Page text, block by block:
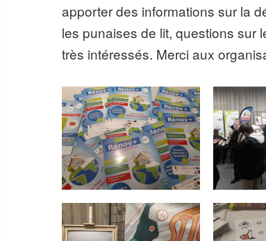
apporter des informations sur la
les punaises de lit, questions sur
très intéressés. Merci aux